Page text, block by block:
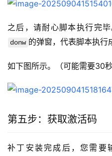
之后，请耐心脚本执行完
donw 的弹窗，代表脚本执行
如下图所示。（可能需要30
第五步：获取激活码
补丁安装完成后，您需要